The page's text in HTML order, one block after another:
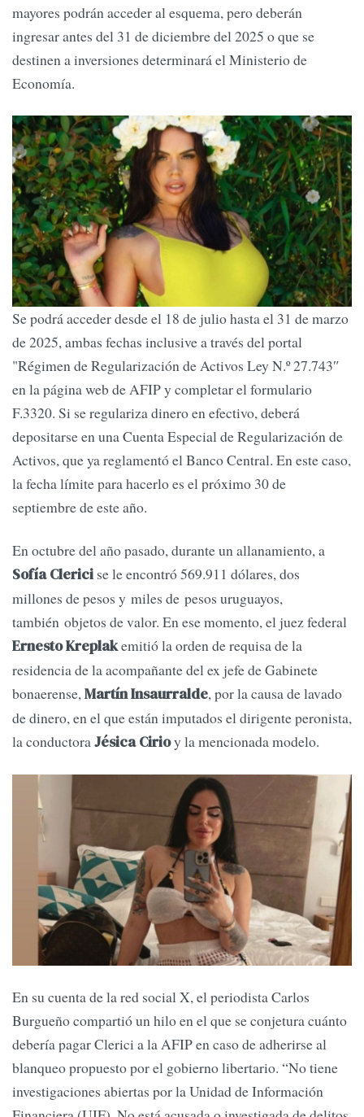
mayores podrán acceder al esquema, pero deberán
ingresar antes del 31 de diciembre del 2025 o que se
destinen a inversiones determinará el Ministerio de
Economía.
Se podrá acceder desde el 18 de julio hasta el 31 de marzo
de 2025, ambas fechas inclusive a través del portal
"Régimen de Regularización de Activos Ley N.º 27.743″
en la página web de AFIP y completar el formulario
F.3320. Si se regulariza dinero en efectivo, deberá
depositarse en una Cuenta Especial de Regularización de
Activos, que ya reglamentó el Banco Central. En este caso,
la fecha límite para hacerlo es el próximo 30 de
septiembre de este año.
En octubre del año pasado, durante un allanamiento, a
Sofía Clerici se le encontró 569.911 dólares, dos
millones de pesos y miles de pesos uruguayos,
también objetos de valor. En ese momento, el juez federal
Ernesto Kreplakemitió la orden de requisa de la
residencia de la acompañante del ex jefe de Gabinete
bonaerense,Martín Insaurralde, por la causa de lavado
de dinero, en el que están imputados el dirigente peronista,
la conductoraJésica Cirioy la mencionada modelo.
En su cuenta de la red social X, el periodista Carlos
Burgueño compartió un hilo en el que se conjetura cuánto
debería pagar Clerici a la AFIP en caso de adherirse al
blanqueo propuesto por el gobierno libertario. “No tiene
investigaciones abiertas por la Unidad de Información